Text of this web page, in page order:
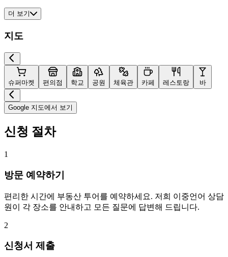
더 보기
지도
슈퍼마켓 편의점 학교 공원 체육관 카페 레스토랑 바
Google 지도에서 보기
신청 절차
1
방문 예약하기
편리한 시간에 부동산 투어를 예약하세요. 저희 이중언어 상담
원이 각 장소를 안내하고 모든 질문에 답변해 드립니다.
2
신청서 제출